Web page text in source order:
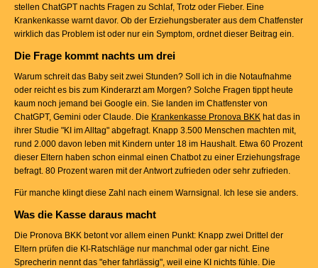
stellen ChatGPT nachts Fragen zu Schlaf, Trotz oder Fieber. Eine
Krankenkasse warnt davor. Ob der Erziehungsberater aus dem Chatfenster
wirklich das Problem ist oder nur ein Symptom, ordnet dieser Beitrag ein.
Die Frage kommt nachts um drei
Warum schreit das Baby seit zwei Stunden? Soll ich in die Notaufnahme
oder reicht es bis zum Kinderarzt am Morgen? Solche Fragen tippt heute
kaum noch jemand bei Google ein. Sie landen im Chatfenster von
ChatGPT, Gemini oder Claude. Die Krankenkasse Pronova BKK hat das in
ihrer Studie "KI im Alltag" abgefragt. Knapp 3.500 Menschen machten mit,
rund 2.000 davon leben mit Kindern unter 18 im Haushalt. Etwa 60 Prozent
dieser Eltern haben schon einmal einen Chatbot zu einer Erziehungsfrage
befragt. 80 Prozent waren mit der Antwort zufrieden oder sehr zufrieden.
Für manche klingt diese Zahl nach einem Warnsignal. Ich lese sie anders.
Was die Kasse daraus macht
Die Pronova BKK betont vor allem einen Punkt: Knapp zwei Drittel der
Eltern prüfen die KI-Ratschläge nur manchmal oder gar nicht. Eine
Sprecherin nennt das "eher fahrlässig", weil eine KI nichts fühle. Die